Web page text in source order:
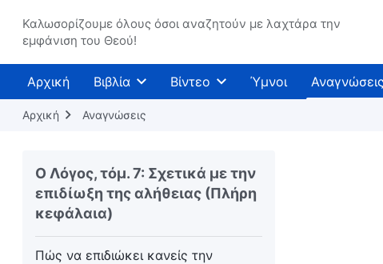
Καλωσορίζουμε όλους όσοι αναζητούν με λαχτάρα την
εμφάνιση του Θεού!
Αρχική Βιβλία Βίντεο Ύμνοι Αναγνώσεις
Αρχική Αναγνώσεις
Ο Λόγος, τόμ. 7: Σχετικά με την
επιδίωξη της αλήθειας (Πλήρη
κεφάλαια)
Πώς να επιδιώκει κανείς την